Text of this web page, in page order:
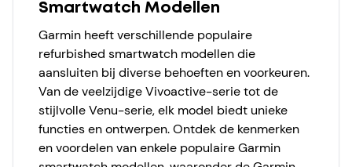
Smartwatch Modellen
Garmin heeft verschillende populaire
refurbished smartwatch modellen die
aansluiten bij diverse behoeften en voorkeuren.
Van de veelzijdige Vivoactive-serie tot de
stijlvolle Venu-serie, elk model biedt unieke
functies en ontwerpen. Ontdek de kenmerken
en voordelen van enkele populaire Garmin